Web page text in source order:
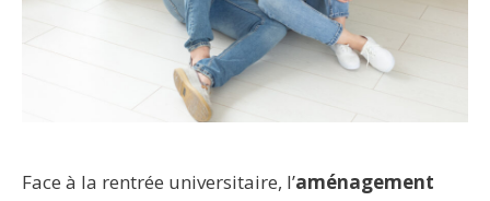
Face à la rentrée universitaire, l’aménagement